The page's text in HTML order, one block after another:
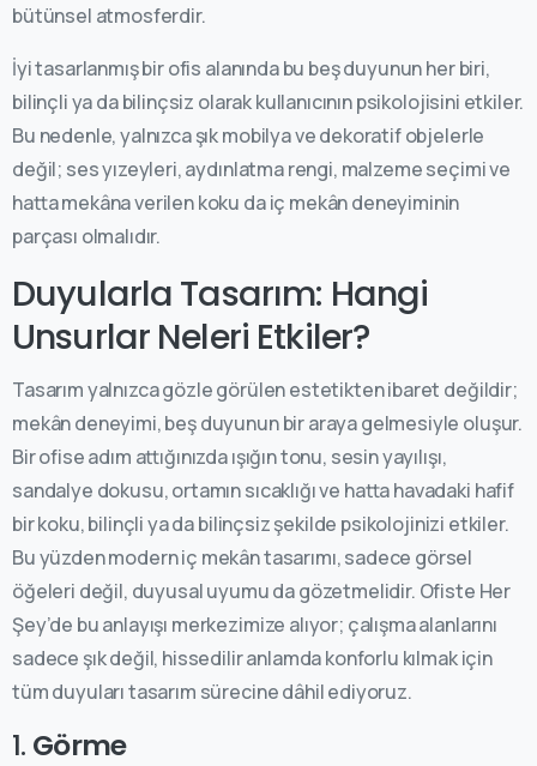
bütünsel atmosferdir.
İyi tasarlanmış bir ofis alanında bu beş duyunun her biri,
bilinçli ya da bilinçsiz olarak kullanıcının psikolojisini etkiler.
Bu nedenle, yalnızca şık mobilya ve dekoratif objelerle
değil; ses yızeyleri, aydınlatma rengi, malzeme seçimi ve
hatta mekâna verilen koku da iç mekân deneyiminin
parçası olmalıdır.
Duyularla Tasarım: Hangi
Unsurlar Neleri Etkiler?
Tasarım yalnızca gözle görülen estetikten ibaret değildir;
mekân deneyimi, beş duyunun bir araya gelmesiyle oluşur.
Bir ofise adım attığınızda ışığın tonu, sesin yayılışı,
sandalye dokusu, ortamın sıcaklığı ve hatta havadaki hafif
bir koku, bilinçli ya da bilinçsiz şekilde psikolojinizi etkiler.
Bu yüzden modern iç mekân tasarımı, sadece görsel
öğeleri değil, duyusal uyumu da gözetmelidir. Ofiste Her
Şey’de bu anlayışı merkezimize alıyor; çalışma alanlarını
sadece şık değil, hissedilir anlamda konforlu kılmak için
tüm duyuları tasarım sürecine dâhil ediyoruz.
1. Görme